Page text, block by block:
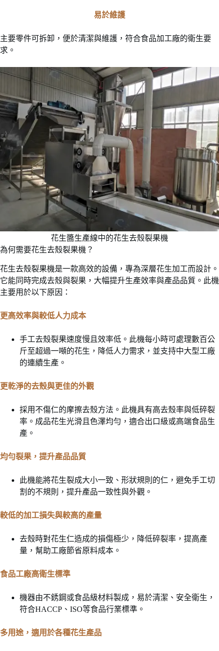
易於維護
主要零件可拆卸，便於清潔與維護，符合食品加工廠的衛生要
求。
花生醬生產線中的花生去殼裂果機
為何需要花生去殼裂果機？
花生去殼裂果機是一款高效的設備，專為深層花生加工而設計。
它能同時完成去殼與裂果，大幅提升生產效率與產品品質。此機
主要用於以下原因：
更高效率與較低人力成本
手工去殼裂果速度慢且效率低。此機每小時可處理數百公
斤至超過一噸的花生，降低人力需求，並支持中大型工廠
的連續生產。
更乾淨的去殼與更佳的外觀
採用不傷仁的摩擦去殼方法。此機具有高去殼率與低碎裂
率。成品花生光滑且色澤均勻，適合出口級或高端食品生
產。
均勻裂果，提升產品品質
此機能將花生裂成大小一致、形狀規則的仁，避免手工切
割的不規則，提升產品一致性與外觀。
較低的加工損失與較高的產量
去殼時對花生仁造成的損傷極少，降低碎裂率，提高產
量，幫助工廠節省原料成本。
食品工廠高衛生標準
機器由不銹鋼或食品級材料製成，易於清潔、安全衛生，
符合HACCP、ISO等食品行業標準。
多用途，適用於各種花生產品